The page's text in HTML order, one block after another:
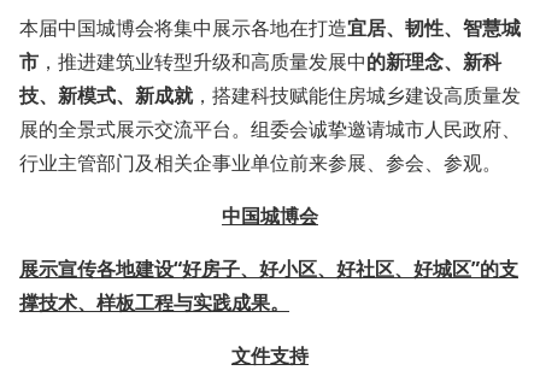
本届中国城博会将集中展示各地在打造宜居、韧性、智慧城
市 ，推进建筑业转型升级和高质量发展中的新理念、新科
技、新模式、新成就，搭建科技赋能住房城乡建设高质量发
展的全景式展示交流平台。组委会诚挚邀请城市人民政府、
行业主管部门及相关企事业单位前来参展、参会、参观。
中国城博会
展示宣传各地建设“好房子、好小区、好社区、好城区”的支
撑技术、样板工程与实践成果。
文件支持